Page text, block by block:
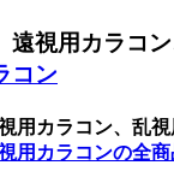
視用カラコ
コン
用カラコン、乱
用カラコンの全商